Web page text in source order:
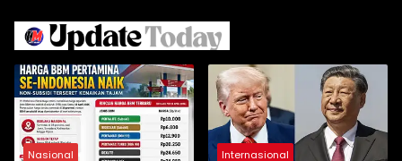
TPP
Nasional Internasional